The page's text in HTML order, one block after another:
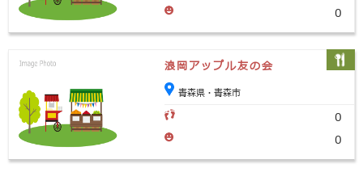
0
浪岡アップル友の会
青森県・青森市
0
0